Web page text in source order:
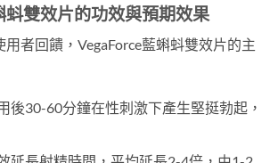
蚪雙效片的功效與預期效果
者回饋，VegaForce藍蝌蚪雙效片的主
後30-60分鐘在性刺激下產生堅挺勃起，